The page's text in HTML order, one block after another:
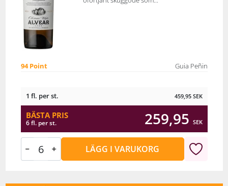
94 Point Guia Peñin
1 fl. per st. 459,95 SEK
BÄSTA PRIS
6 fl. per st. 259,95 SEK
LÄGG I VARUKORG